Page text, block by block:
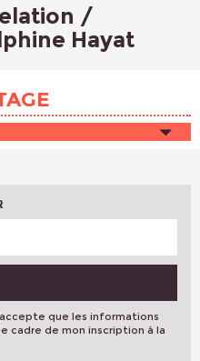
/
Hayat
que les informations
cadre de mon inscription à la